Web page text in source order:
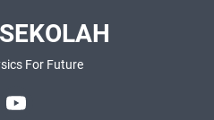
For Future